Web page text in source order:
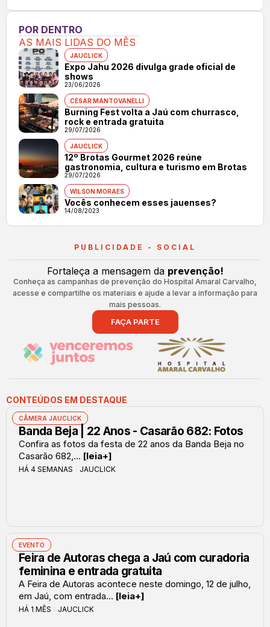
POR DENTRO
AS MAIS LIDAS DO MÊS
JAUCLICK
Expo Jahu 2026 divulga grade oficial de
shows
23/06/2026
CÉSAR MANTOVANELLI
Burning Fest volta a Jaú com churrasco,
rock e entrada gratuita
29/07/2026
JAUCLICK
12º Brotas Gourmet 2026 reúne
gastronomia, cultura e turismo em Brotas
29/07/2026
WILSON MORAES
Vocês conhecem esses jauenses?
14/08/2023
PUBLICIDADE - SOCIAL
Fortaleça a mensagem da prevenção!
Conheça as campanhas de prevenção do Hospital Amaral Carvalho,
acesse e compartilhe os materiais e ajude a levar a informação para
mais pessoas.
FAÇA PARTE
CONTEÚDOS EM DESTAQUE
CÂMERA JAUCLICK
Banda Beja | 22 Anos - Casarão 682: Fotos
Confira as fotos da festa de 22 anos da Banda Beja no
Casarão 682,... [leia+]
HÁ 4 SEMANAS JAUCLICK
EVENTO
Feira de Autoras chega a Jaú com curadoria
feminina e entrada gratuita
A Feira de Autoras acontece neste domingo, 12 de julho,
em Jaú, com entrada... [leia+]
HÁ 1 MÊS JAUCLICK